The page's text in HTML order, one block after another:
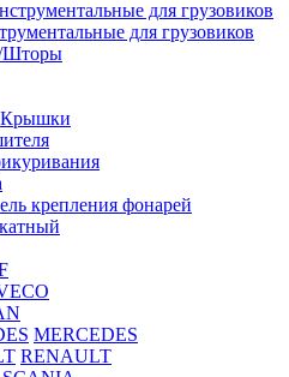
для грузовиков
Шторы
Крышки
крепления фонарей
MERCEDES
RENAULT